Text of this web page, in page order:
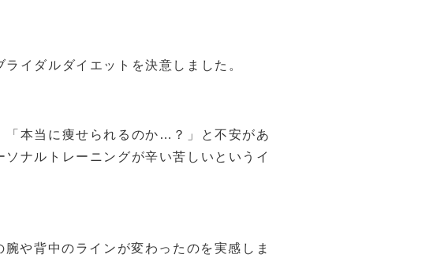
イダルダイエットを決意しました。
「本当に痩せられるのか…？」と不安があ
ナルトレーニングが辛い苦しいというイ
や背中のラインが変わったのを実感しま